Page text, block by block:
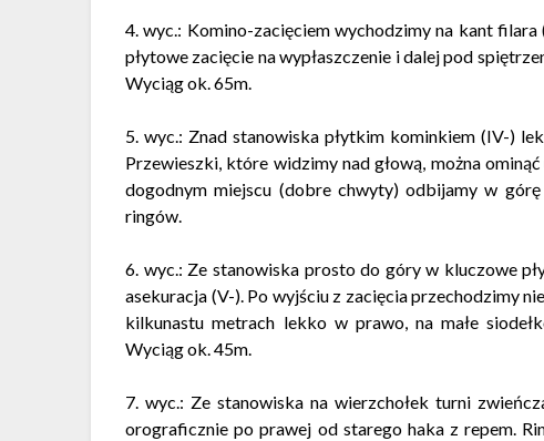
4. wyc.: Komino-zacięciem wychodzimy na kant
płytowe zacięcie na wypłaszczenie i dalej pod
Wyciąg ok. 65m.
5. wyc.: Znad stanowiska płytkim kominkiem (IV-)
Przewieszki, które widzimy nad głową, można
dogodnym miejscu (dobre chwyty) odbijamy w
ringów.
6. wyc.: Ze stanowiska prosto do góry w kluczowe
asekuracja (V-). Po wyjściu z zacięcia przechodzimy
kilkunastu metrach lekko w prawo, na małe
Wyciąg ok. 45m.
7. wyc.: Ze stanowiska na wierzchołek turni
orograficznie po prawej od starego haka z repem.